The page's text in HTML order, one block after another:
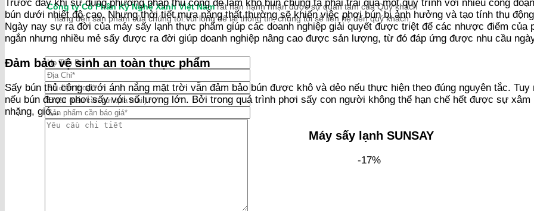
Công ty Cổ Phần Kỹ Nghệ Xanh Việt Namrất hân hạnh nhận được sự quan tâm của Quý khách
hàng đến sản phẩm của chúng tôi.Vui lòng để lại thông tin, chúng tôi sẽ liên hệ đến quý khách.
Trước đây khi sử dụng phương pháp thủ công để làm khô bún chúng ta phải trải qua một quy trình với nhiều công
bún dưới nhiệt độ cao. Nhưng thời tiết mưa nắng thất thường sẽ khiến việc phơi bún bị ảnh hưởng và tạo tính thụ
Ngày nay sự ra đời của máy sấy lạnh thực phẩm giúp các doanh nghiệp giải quyết được triệt để các nhược điểm
ngắn nhưng nhiều mẻ sấy được ra đời giúp doanh nghiệp nâng cao được sản lượng, từ đó đáp ứng được nhu cầu
Đảm bảo vệ sinh an toàn thực phẩm
Sấy bún thủ công dưới ánh nắng mặt trời vẫn đảm bảo bún được khô và dẻo nếu thực hiện theo đúng nguyên tắc.
nếu bún được phơi sấy với số lượng lớn. Bởi trong quá trình phơi sấy con người không thể hạn chế hết được sự xâm
nhặng, gió,..
Máy sấy lạnh SUNSAY
-17%